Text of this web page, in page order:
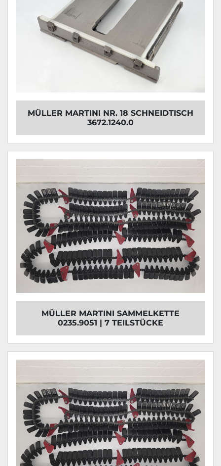
MÜLLER MARTINI NR. 18 SCHNEIDTISCH
3672.1240.0
MÜLLER MARTINI SAMMELKETTE
0235.9051 | 7 TEILSTÜCKE